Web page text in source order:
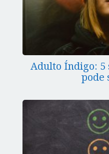
Adulto Índigo: 5
pode